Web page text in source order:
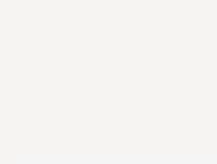
une casserole
déborder et
pour éviter tout